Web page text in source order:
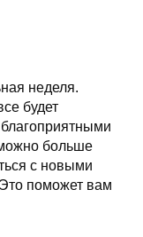
неделя.
будет
больше
с новыми
поможет вам